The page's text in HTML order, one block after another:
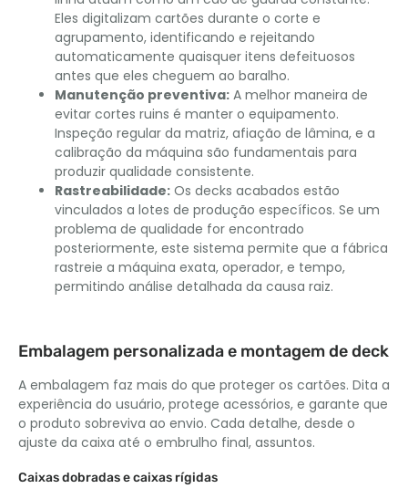
Eles digitalizam cartões durante o corte e
agrupamento, identificando e rejeitando
automaticamente quaisquer itens defeituosos
antes que eles cheguem ao baralho.
Manutenção preventiva: A melhor maneira de
evitar cortes ruins é manter o equipamento.
Inspeção regular da matriz, afiação de lâmina, e a
calibração da máquina são fundamentais para
produzir qualidade consistente.
Rastreabilidade: Os decks acabados estão
vinculados a lotes de produção específicos. Se um
problema de qualidade for encontrado
posteriormente, este sistema permite que a fábrica
rastreie a máquina exata, operador, e tempo,
permitindo análise detalhada da causa raiz.
Embalagem personalizada e montagem de deck
A embalagem faz mais do que proteger os cartões. Dita a
experiência do usuário, protege acessórios, e garante que
o produto sobreviva ao envio. Cada detalhe, desde o
ajuste da caixa até o embrulho final, assuntos.
Caixas dobradas e caixas rígidas